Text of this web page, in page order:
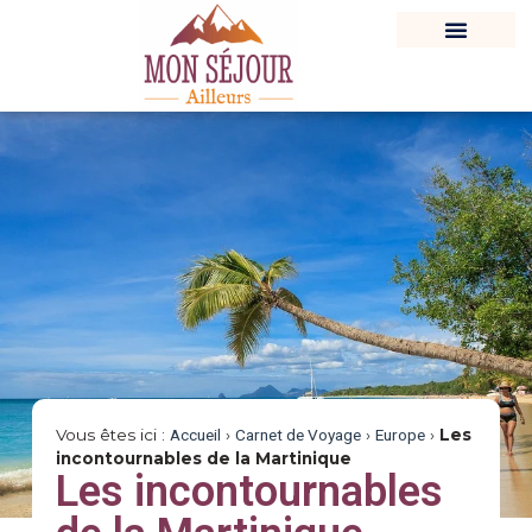
Vous êtes ici : Accueil › Carnet de Voyage› Europe› Les
incontournables de la Martinique
Les incontournables